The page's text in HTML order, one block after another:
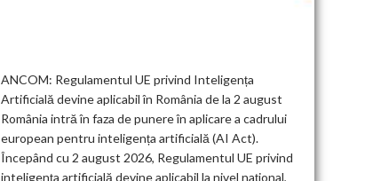
ANCOM: Regulamentul UE privind Inteligența
Artificială devine aplicabil în România de la 2 august
România intră în faza de punere în aplicare a cadrului
european pentru inteligența artificială (AI Act).
Începând cu 2 august 2026, Regulamentul UE privind
inteligența artificială devine aplicabil la nivel național,